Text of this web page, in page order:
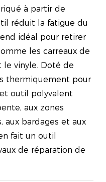
à partir de
réduit la fatigue du
idéal pour retirer
les carreaux de
vinyle. Doté de
thermiquement pour
outil polyvalent
aux zones
aux bardages et aux
fait un outil
de réparation de